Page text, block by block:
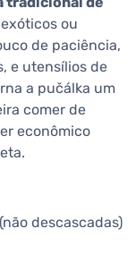
ou
de paciência,
e utensílios de
a pučálka um
comer de
econômico
descascadas)